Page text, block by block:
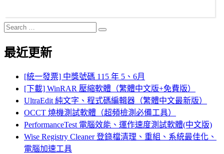
Search
for:
Search
最近更新
[統一發票] 中獎號碼 115 年 5、6月
[下載] WinRAR 壓縮軟體（繁體中文版+免費版）
UltraEdit 純文字、程式碼編輯器（繁體中文最新版）
OCCT 燒機測試軟體（超頻檢測必備工具）
PerformanceTest 電腦效能、運作速度測試軟體(中文版)
Wise Registry Cleaner 登錄檔清理、重組、系統最佳化、
電腦加速工具